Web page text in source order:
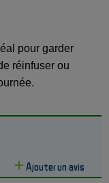
pour garder
réinfuser ou
Ajouter un avis